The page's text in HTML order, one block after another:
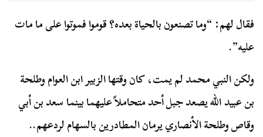
فقال لهم: “وما تصنعون بالحياة بعده؟ قوموا فموتوا على ما مات
عليه”.
ولكن النبي محمد لم يمت، كان وقتها الزبير ابن العوام وطلحة
بن عبيد الله يصعد جبل أحد متحاملاً عليهما بينما سعد بن أبي
وقاص وطلحة الأنصاري يرمان المطادرين بالسهام لردعهم..